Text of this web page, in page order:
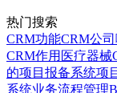
热门搜索
CRM功能CRM公
CRM作用 医疗器械
的项目报备系统项
系统业务流程管理